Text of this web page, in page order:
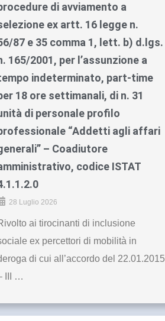
di avviamento a
ex artt. 16 legge n.
87 e 35 comma 1, lett. b) d.lgs.
165/2001, per l’assunzione a
indeterminato, part-time
18 ore settimanali, di n. 31
di personale profilo
“Addetti agli affari
– Coadiutore
codice ISTAT
28 Luglio 2026
ai tirocinanti di inclusione
ex percettori di mobilità in
di cui all’accordo del 22.01.2015
III …